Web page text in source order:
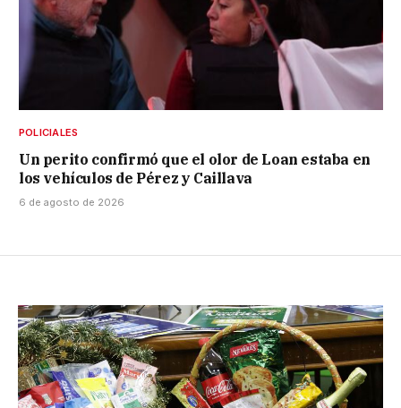
POLICIALES
Un perito confirmó que el olor de Loan estaba en
los vehículos de Pérez y Caillava
6 de agosto de 2026